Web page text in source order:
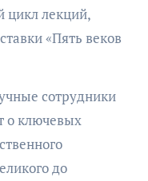
цикл лекций,
«Пять веков
сотрудники
о ключевых
до